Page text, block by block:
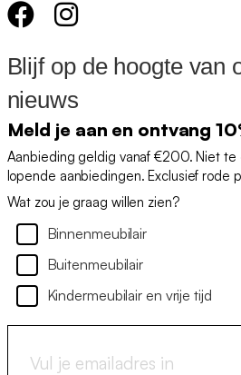
Blijf op de hoogte van
nieuws
Meld je aan en ontvang
Aanbieding geldig vanaf €200. Niet
lopende aanbiedingen. Exclusief rode
Wat zou je graag willen zien?
Binnenmeubilair
Buitenmeubilair
Kindermeubilair en vrije tijd